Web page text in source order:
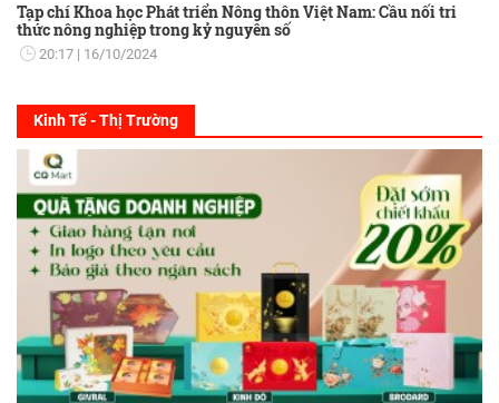
Tạp chí Khoa học Phát triển Nông thôn Việt Nam: Cầu nối tri
thức nông nghiệp trong kỷ nguyên số
20:17 16/10/2024
Kinh Tế - Thị Trường